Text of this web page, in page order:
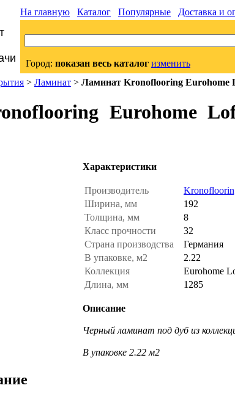
На главную Каталог Популярные Доставка и
Город: показан весь каталог изменить
> Ламинат > Ламинат Kronoflooring Eurohome
Eurohome
Характеристики
Производитель
Ширина, мм
192
Толщина, мм
8
Класс прочности
32
Страна производства
Германия
В упаковке, м2
2.22
Коллекция
Eurohome
Длина, мм
1285
Описание
Черный ламинат под дуб из
В упаковке 2.22 м2